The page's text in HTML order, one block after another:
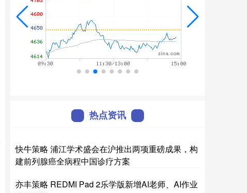
热点资讯
快牛策略 浦江学术盛会在沪推出两项重磅成果，构
建前列腺癌全病程中国诊疗方案
亦丰策略 REDMI Pad 2乐学版新增AI老师、AI作业